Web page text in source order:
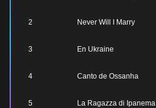
2 Never Will I Marry
3 En Ukraine
4 Canto de Ossanha
5 La Ragazza di Ipanema